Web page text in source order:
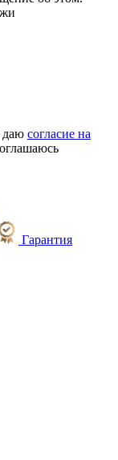
даю согласие на
Гарантия